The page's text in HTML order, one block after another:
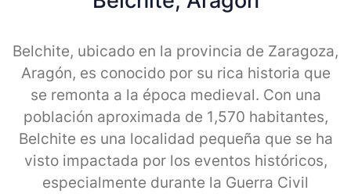
Belchite, ubicado en la provincia de Zaragoza,
Aragón, es conocido por su rica historia que
se remonta a la época medieval. Con una
población aproximada de 1,570 habitantes,
Belchite es una localidad pequeña que se ha
visto impactada por los eventos históricos,
especialmente durante la Guerra Civil